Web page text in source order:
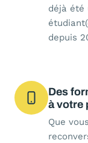
déjà été
depuis
Des
à votre
Que